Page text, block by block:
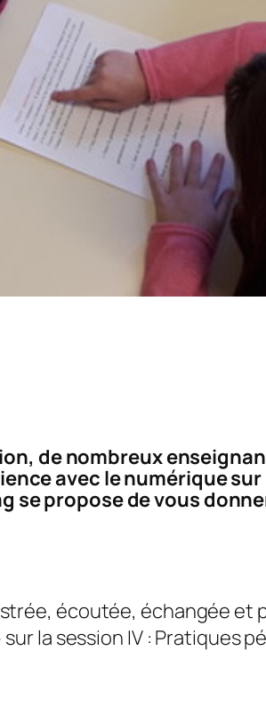
de nombreux
avec le numérique sur
se propose de vous
écoutée, échangée
la session IV : Pratiques